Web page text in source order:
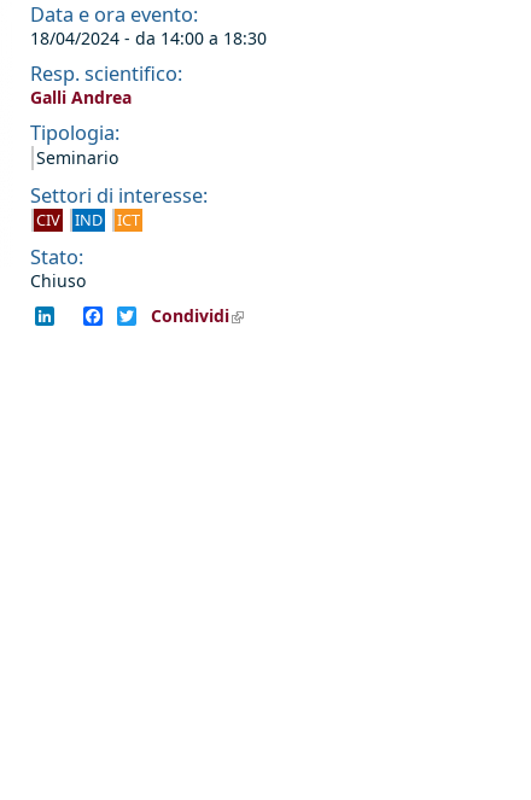
Data e ora evento:
18/04/2024 - da 14:00a 18:30
Resp. scientifico:
Galli Andrea
Tipologia:
Seminario
Settori di interesse:
CIV IND ICT
Stato:
Chiuso
LinkedInFacebook
Twitter
Condividi(link is external)